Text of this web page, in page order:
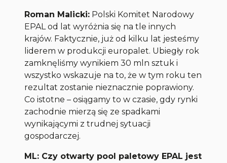
Roman Malicki: Polski Komitet Narodowy
EPAL od lat wyróżnia się na tle innych
krajów. Faktycznie, już od kilku lat jesteśmy
liderem w produkcji europalet. Ubiegły rok
zamknęliśmy wynikiem 30 mln sztuk i
wszystko wskazuje na to, że w tym roku ten
rezultat zostanie nieznacznie poprawiony.
Co istotne – osiągamy to w czasie, gdy rynki
zachodnie mierzą się ze spadkami
wynikającymi z trudnej sytuacji
gospodarczej.
ML: Czy otwarty pool paletowy EPAL jest